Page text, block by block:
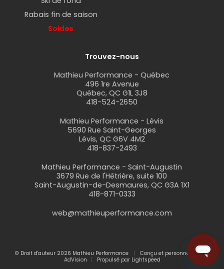
Rabais fin de saison
Soldes
Trouvez-nous
Mathieu Performance - Québec
496 1re Avenue
Québec, QC G1L 3J8
418-524-2650
Mathieu Performance - Lévis
5690 Rue Saint-Georges
Lévis, QC G6V 4M2
418-837-2493
Mathieu Performance - Saint-Augustin
3679 Rue de l'Hêtrière, suite 100
Saint-Augustin-de-Desmaures, QC G3A 1X1
418-871-0333
web@mathieuperformance.com
© Droit d'auteur 2026 Mathieu Performance
Conçu et personnalisé par
AdVision
Propulsé par Lightspeed